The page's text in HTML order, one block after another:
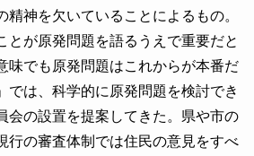
神を欠いていることによるもの。
とが原発問題を語るうえで重要だと
味でも原発問題はこれからが本番だ
では、科学的に原発問題を検討でき
会の設置を提案してきた。県や市の
行の審査体制では住民の意見をすべ